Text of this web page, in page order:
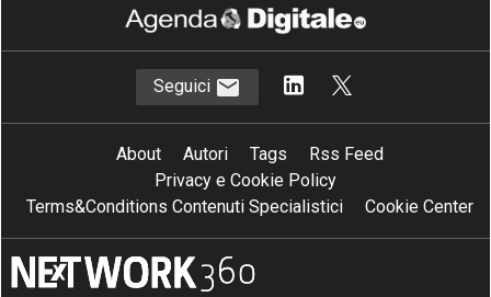
Seguici
About Autori Tags
Rss Feed
Privacy e Cookie Policy
Terms&Conditions Contenuti Specialistici
Cookie Center